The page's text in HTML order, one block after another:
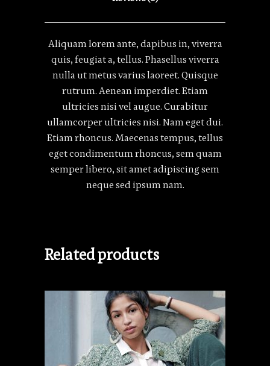
Aliquam lorem ante, dapibus in, viverra
quis, feugiat a, tellus. Phasellus viverra
nulla ut metus varius laoreet. Quisque
rutrum. Aenean imperdiet. Etiam
ultricies nisi vel augue. Curabitur
ullamcorper ultricies nisi. Nam eget dui.
Etiam rhoncus. Maecenas tempus, tellus
eget condimentum rhoncus, sem quam
semper libero, sit amet adipiscing sem
neque sed ipsum nam.
Related products